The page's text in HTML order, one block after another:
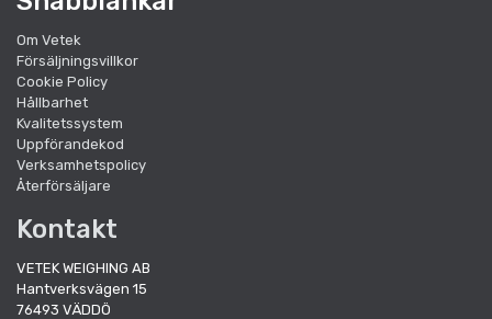
Om Vetek
Försäljningsvillkor
Cookie Policy
Hållbarhet
Kvalitetssystem
Uppförandekod
Verksamhetspolicy
Återförsäljare
Kontakt
VETEK WEIGHING AB
Hantverksvägen 15
76493 VÄDDÖ